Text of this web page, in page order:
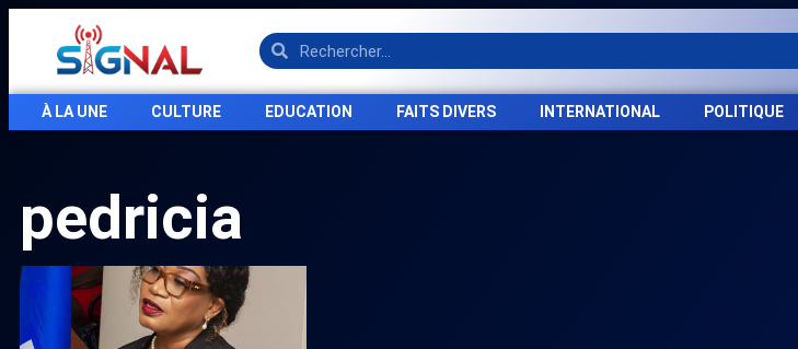
À LA UNE CULTURE EDUCATION FAITS DIVERS INTERNATIONAL POLITIQUE
pedricia